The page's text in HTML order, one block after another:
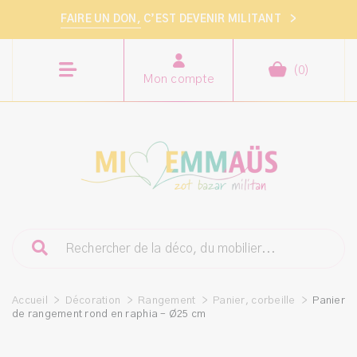
FAIRE UN DON, C’EST DEVENIR MILITANT >
Mon compte
( 0)
Accueil > Décoration > Rangement > Panier, corbeille >
Panier
de rangement rond en raphia – Ø25 cm